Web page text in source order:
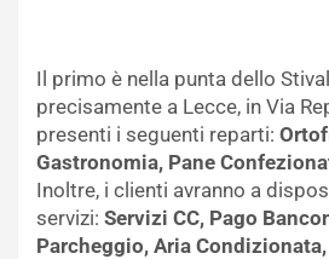
Il primo è nella punta dello
precisamente a Lecce, in Via
presenti i seguenti reparti:
Gastronomia, Pane
Inoltre, i clienti avranno a
servizi: Servizi CC, Pago
Parcheggio, Aria